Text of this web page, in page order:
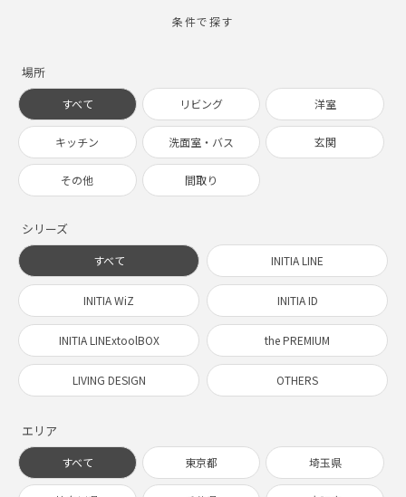
条件で探す
場所
すべて リビング 洋室
キッチン 洗面室・バス 玄関
その他 間取り
シリーズ
すべて INITIA LINE
INITIA WiZ INITIA ID
INITIA LINExtoolBOX the PREMIUM
LIVING DESIGN OTHERS
エリア
すべて 東京都 埼玉県